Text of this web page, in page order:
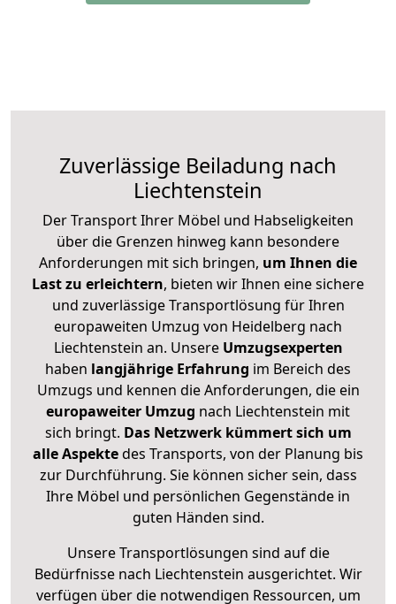
Zuverlässige Beiladung nach
Liechtenstein
Der Transport Ihrer Möbel und Habseligkeiten
über die Grenzen hinweg kann besondere
Anforderungen mit sich bringen, um Ihnen die
Last zu erleichtern, bieten wir Ihnen eine sichere
und zuverlässige Transportlösung für Ihren
europaweiten Umzug von Heidelberg nach
Liechtenstein an. Unsere Umzugsexperten
haben langjährige Erfahrung im Bereich des
Umzugs und kennen die Anforderungen, die ein
europaweiter Umzug nach Liechtenstein mit
sich bringt. Das Netzwerk kümmert sich um
alle Aspektedes Transports, von der Planung bis
zur Durchführung. Sie können sicher sein, dass
Ihre Möbel und persönlichen Gegenstände in
guten Händen sind.
Unsere Transportlösungen sind auf die
Bedürfnisse nach Liechtenstein ausgerichtet. Wir
verfügen über die notwendigen Ressourcen, um